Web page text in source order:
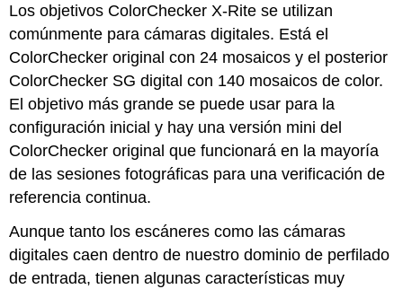
Los objetivos ColorChecker X-Rite se utilizan
comúnmente para cámaras digitales. Está el
ColorChecker original con 24 mosaicos y el posterior
ColorChecker SG digital con 140 mosaicos de color.
El objetivo más grande se puede usar para la
configuración inicial y hay una versión mini del
ColorChecker original que funcionará en la mayoría
de las sesiones fotográficas para una verificación de
referencia continua.
Aunque tanto los escáneres como las cámaras
digitales caen dentro de nuestro dominio de perfilado
de entrada, tienen algunas características muy